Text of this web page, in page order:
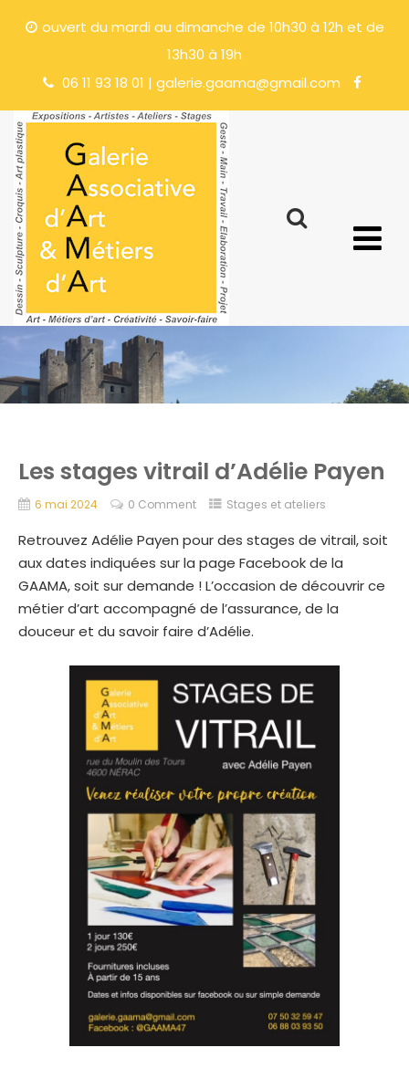
ouvert du mardi au dimanche de 10h30 à 12h et de
13h30 à 19h
06 11 93 18 01 | galerie.gaama@gmail.com
Les stages vitrail d’Adélie Payen
6 mai 2024 0 Comment Stages et ateliers
Retrouvez Adélie Payen pour des stages de vitrail, soit
aux dates indiquées sur la page Facebook de la
GAAMA, soit sur demande ! L’occasion de découvrir ce
métier d’art accompagné de l’assurance, de la
douceur et du savoir faire d’Adélie.